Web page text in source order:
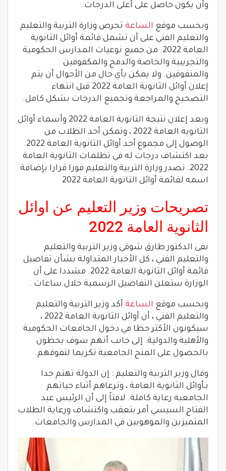
وأن يكون حاصل على أعلى الدرجات.
وبحسب موقع الساعة تحرص وزارة التربية والتعليم
والتعليم الفني على أن تشمل قائمة أوائل الثانوية
العامة 2022. من جميع نوعيات المدارس الحكومية
والتجريبية والخاصة والدمج والمكفوفين
والمتفوقين. ولا يمكن بأي حال من الأحوال أن يتم
إعلان أوائل الثانوية العامة 2022 قبل انتهاء
التصحيح والمراجعة وتجميع الدرجات بشكل كامل.
وبعد إعلان نتيجة الثانوية العامة 2022 وأسماء أوائل
الثانوية العامة 2022 ، وتمكن أحد الطلاب من
الوصول إلى مجموع أحد أوائل الثانوية العامة 2022.
بعد اكتشاف درجات له في تظلمات الثانوية العامة
2022. تصدر وزارة التربية والتعليم فورا قرارا بإضافة
اسمه لقائمة أوائل الثانوية العامة 2022
تصريحات وزير التعليم عن اوائل
الثانوية العامة 2022
نفى الدكتور طارق شوقي وزير التربية والتعليم
والتعليم الفني ، كل الأخبار المتداولة بشأن تفاصيل
قائمة أوائل الثانوية العامة 2022. مشددا على أن
الوزارة ستعلن التفاصيل الرسمية خلال ساعات .
وبحسب موقع الساعة أكد وزير التربية والتعليم
والتعليم الفني ، أن أوائل الثانوية العامة 2022 ،
سيكونون الأكثر حظا في دخول الجامعات الحكومية
والأهلية والدولية. إلى جانب أنهم سوف يحظون
بالحصول على المنح الجامعية تكريما لتفوقهم.
وقال وزير التربية والتعليم : إن الدولة تهتم جدا
بـأوائل الثانوية العامة ، وترعاهم أثناء حياتهم
الجامعية رعاية كاملة. لافتاً إلى أن الرئيس عبد
الفتاح السيسي أمر بتعقب واكتشاف ورعاية الطلاب
المتميزين والموهوبين في المدارس والجامعات.